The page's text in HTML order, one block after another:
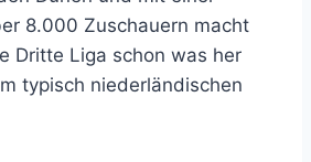
8.000 Zuschauern macht
Dritte Liga schon was her
typisch niederländischen